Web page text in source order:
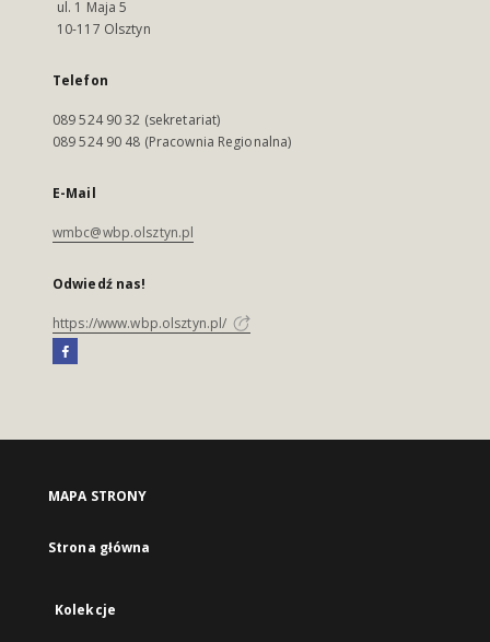
ul. 1 Maja 5
10-117 Olsztyn
Telefon
089 524 90 32 (sekretariat)
089 524 90 48 (Pracownia Regionalna)
E-Mail
wmbc@wbp.olsztyn.pl
Odwiedź nas!
https://www.wbp.olsztyn.pl/
MAPA STRONY
Strona główna
Kolekcje